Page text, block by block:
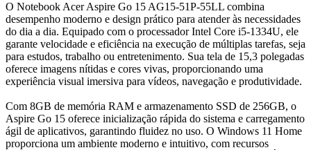
O Notebook Acer Aspire Go 15 AG15-51P-55LL combina
desempenho moderno e design prático para atender às necessidades
do dia a dia. Equipado com o processador Intel Core i5-1334U, ele
garante velocidade e eficiência na execução de múltiplas tarefas, seja
para estudos, trabalho ou entretenimento. Sua tela de 15,3 polegadas
oferece imagens nítidas e cores vivas, proporcionando uma
experiência visual imersiva para vídeos, navegação e produtividade.
Com 8GB de memória RAM e armazenamento SSD de 256GB, o
Aspire Go 15 oferece inicialização rápida do sistema e carregamento
ágil de aplicativos, garantindo fluidez no uso. O Windows 11 Home
proporciona um ambiente moderno e intuitivo, com recursos